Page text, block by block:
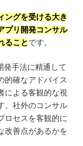
ングを受ける大き
プリ開発コンサル
ることです。
発手法に精通して
的確なアドバイス
による客観的な視
。社外のコンサル
ロセスを客観的に
改善点があるかを